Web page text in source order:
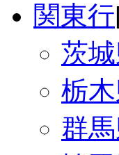
関東行
茨
栃
群